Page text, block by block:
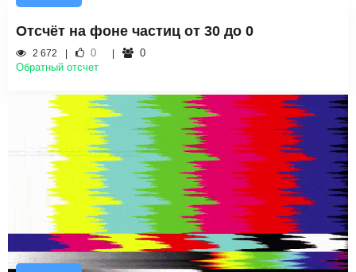
Отсчёт на фоне частиц от 30 до 0
2 672 0
0
Обратный отсчет